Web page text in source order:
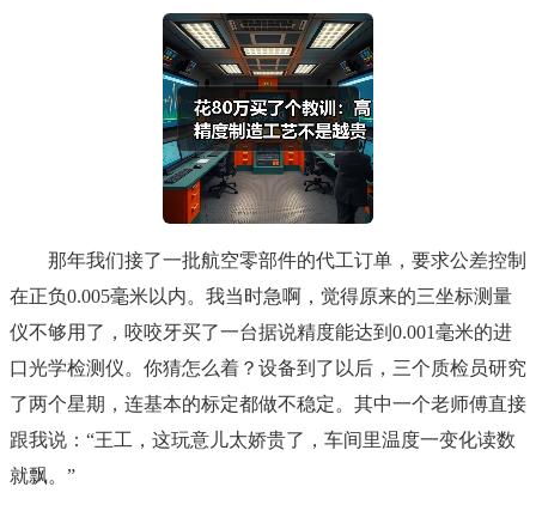
那年我们接了一批航空零部件的代工订单，要求公差控制
在正负0.005毫米以内。我当时急啊，觉得原来的三坐标测量
仪不够用了，咬咬牙买了一台据说精度能达到0.001毫米的进
口光学检测仪。你猜怎么着？设备到了以后，三个质检员研究
了两个星期，连基本的标定都做不稳定。其中一个老师傅直接
跟我说：“王工，这玩意儿太娇贵了，车间里温度一变化读数
就飘。”